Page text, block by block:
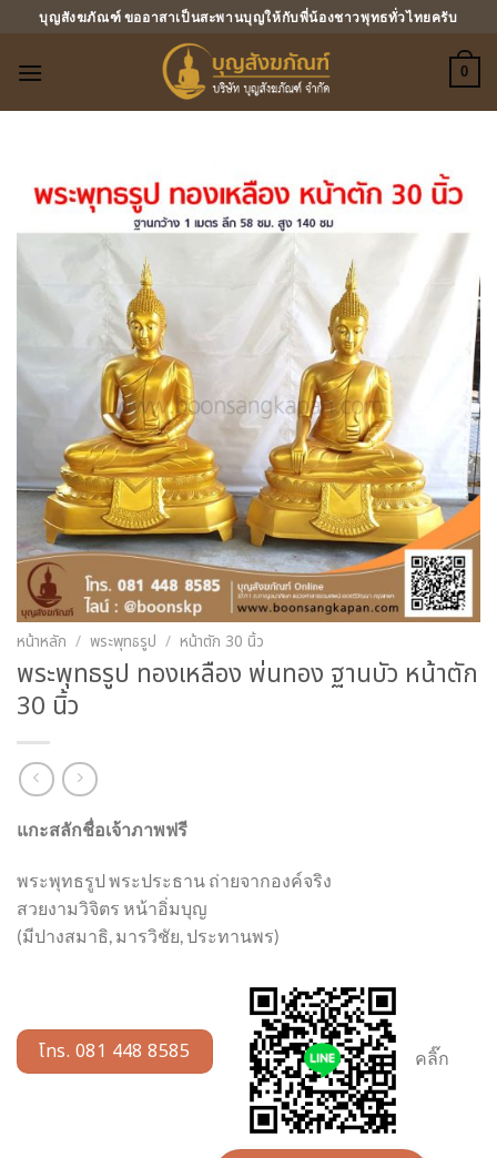
บุญสังฆภัณฑ์ ขออาสาเป็นสะพานบุญให้กับพี่น้องชาวพุทธทั่วไทยครับ
0
หน้าหลัก / พระพุทธรูป / หน้าตัก 30 นิ้ว
พระพุทธรูป ทองเหลือง พ่นทอง ฐานบัว หน้าตัก
30 นิ้ว
แกะสลักชื่อเจ้าภาพฟรี
พระพุทธรูป พระประธาน ถ่ายจากองค์จริง
สวยงามวิจิตร หน้าอิ่มบุญ
(มีปางสมาธิ, มารวิชัย, ประทานพร)
โทร. 081 448 8585 คลิ๊ก